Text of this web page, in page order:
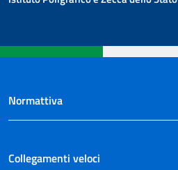
Normattiva
Collegamenti veloci